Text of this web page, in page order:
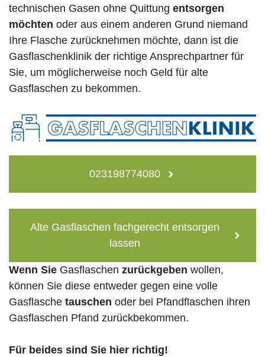
technischen Gasen ohne Quittung entsorgen
möchten oder aus einem anderen Grund niemand
Ihre Flasche zurücknehmen möchte, dann ist die
Gasflaschenklinik der richtige Ansprechpartner für
Sie, um möglicherweise noch Geld für alte
Gasflaschen zu bekommen.
023198774080
Alte Gasflaschen fachgerecht entsorgen
lassen
Wenn Sie Gasflaschen zurückgeben wollen,
können Sie diese entweder gegen eine volle
Gasflasche tauschen oder bei Pfandflaschen ihren
Gasflaschen Pfand zurückbekommen.
Für beides sind Sie hier richtig!